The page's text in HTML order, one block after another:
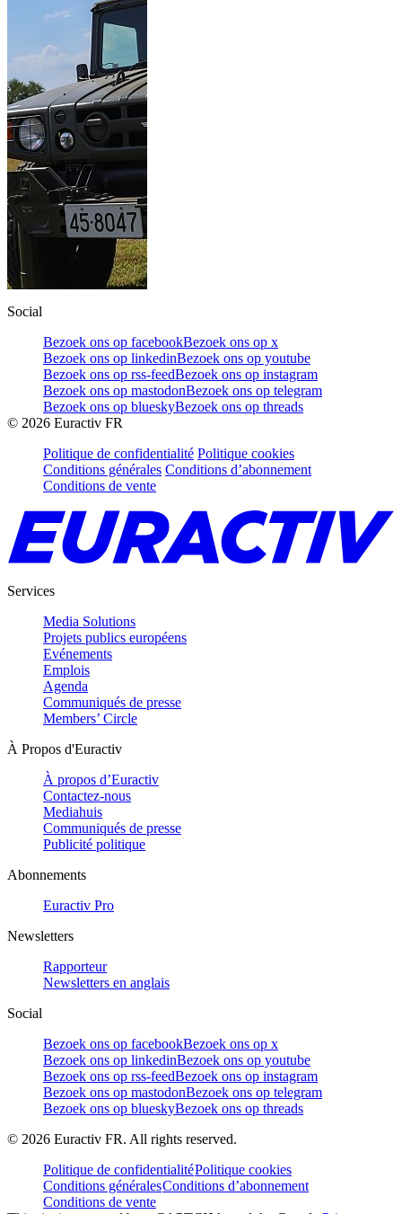
Social
Bezoek ons op facebookBezoek ons op x
Bezoek ons op linkedinBezoek ons op youtube
Bezoek ons op rss-feedBezoek ons op instagram
Bezoek ons op mastodonBezoek ons op telegram
Bezoek ons op blueskyBezoek ons op threads
© 2026 Euractiv FR
Politique de confidentialité Politique cookies
Conditions générales Conditions d’abonnement
Conditions de vente
Services
Media Solutions
Projets publics européens
Evénements
Emplois
Agenda
Communiqués de presse
Members’ Circle
À Propos d'Euractiv
À propos d’Euractiv
Contactez-nous
Mediahuis
Communiqués de presse
Publicité politique
Abonnements
Euractiv Pro
Newsletters
Rapporteur
Newsletters en anglais
Social
Bezoek ons op facebookBezoek ons op x
Bezoek ons op linkedinBezoek ons op youtube
Bezoek ons op rss-feedBezoek ons op instagram
Bezoek ons op mastodonBezoek ons op telegram
Bezoek ons op blueskyBezoek ons op threads
© 2026 Euractiv FR. All rights reserved.
Politique de confidentialitéPolitique cookies
Conditions généralesConditions d’abonnement
Conditions de vente